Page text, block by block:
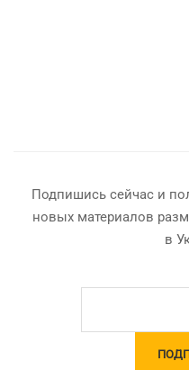
Подпишись сейчас и
новых материалов
в